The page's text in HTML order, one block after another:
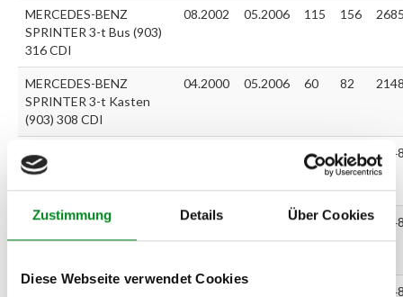
Zustimmung Details Über Cookies
Diese Webseite verwendet Cookies
MERCEDES-BENZ
SPRINTER 3-t Bus (903)
316 CDI
08.2002 05.2006 115 156
MERCEDES-BENZ
SPRINTER 3-t Kasten
(903) 308 CDI
04.2000 05.2006 60 82
MERCEDES-BENZ
SPRINTER 3-t Kasten
(903) 311 CDI
80 109
MERCEDES-BENZ
SPRINTER 3-t Kasten
08.2002 05.2006 80 109